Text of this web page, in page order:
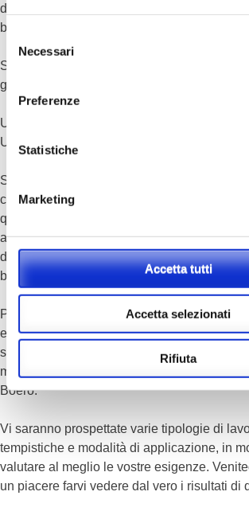
Selezione
del
consenso
Necessari
Preferenze
Statistiche
Marketing
Accetta tutti
Accetta selezionati
Rifiuta
diventando parte integrante della vostra
bordo.
Se avete una barca, di qualsiasi misura,
gelcoat…. accettate un consiglio,
Una tra le lavorazioni più complesse da
Una vera e propria arte.
Su richiesta, il vostro ciclo di verniciatura
controllato e certificato in ogni sua parte dal
qualità e un tecnico dei prodotti impiegati. A
approvato da entrambi e certificato. Vi verrà
diventando parte integrante della vostra
bordo.
Potrete scegliere tra una vasta gamma di
ed’originali, come i metallizzati e i perlati e
sottoposti i vari cicli di verniciatura dei
mondiali di vernici: Dupont Marine, Awlgrip,
Boero.
Vi saranno prospettate varie tipologie di
tempistiche e modalità di applicazione, in
valutare al meglio le vostre esigenze.
un piacere farvi vedere dal vero i risultati di